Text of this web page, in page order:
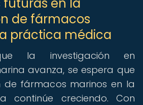
de fármacos
práctica médica
la investigación en
avanza, se espera que
de fármacos marinos en la
continúe creciendo. Con